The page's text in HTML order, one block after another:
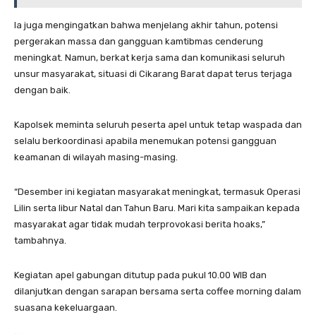
Ia juga mengingatkan bahwa menjelang akhir tahun, potensi
pergerakan massa dan gangguan kamtibmas cenderung
meningkat. Namun, berkat kerja sama dan komunikasi seluruh
unsur masyarakat, situasi di Cikarang Barat dapat terus terjaga
dengan baik.
Kapolsek meminta seluruh peserta apel untuk tetap waspada dan
selalu berkoordinasi apabila menemukan potensi gangguan
keamanan di wilayah masing-masing.
“Desember ini kegiatan masyarakat meningkat, termasuk Operasi
Lilin serta libur Natal dan Tahun Baru. Mari kita sampaikan kepada
masyarakat agar tidak mudah terprovokasi berita hoaks,”
tambahnya.
Kegiatan apel gabungan ditutup pada pukul 10.00 WIB dan
dilanjutkan dengan sarapan bersama serta coffee morning dalam
suasana kekeluargaan.